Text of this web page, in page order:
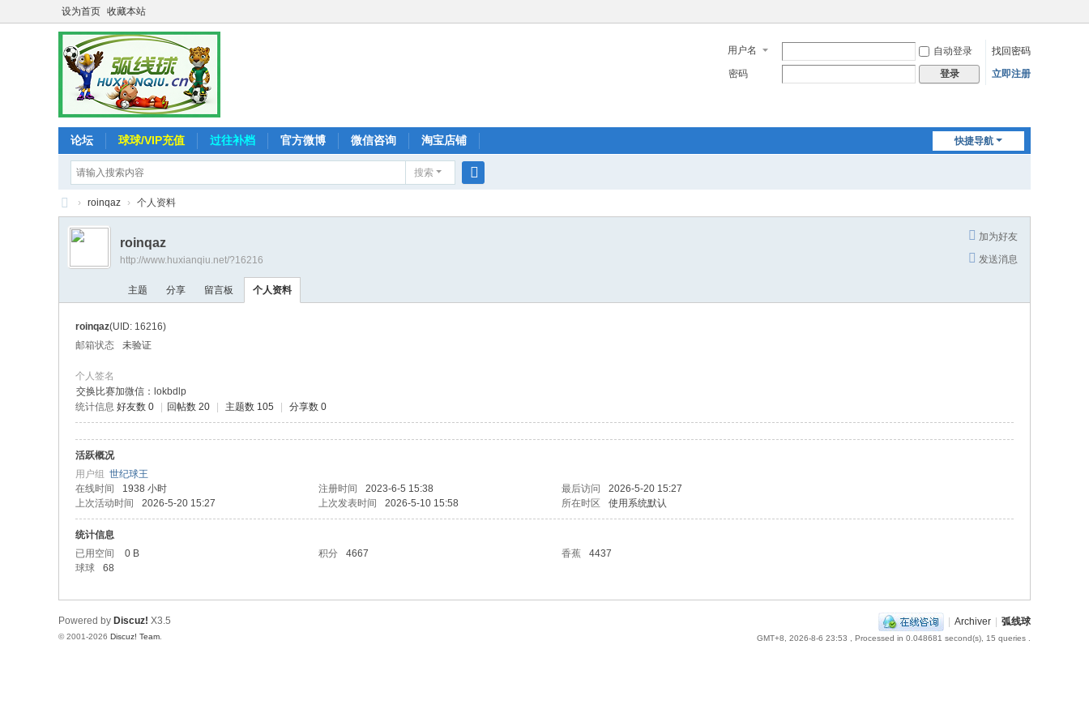
设为首页 收藏本站
用户名 自动登录
找回密码
密码
登录 立即注册
快捷导航
论坛 球球/VIP充值 过往补档 官方微博 微信咨询 淘宝店铺
搜索
索
弧
球
› roinqaz › 个人资料
加为好友
发送消息
roinqaz
http://www.huxianqiu.net/?16216
主题 分享 留言板 个人资料
roinqaz(UID: 16216)
邮箱状态
未验证
个人签名
交换比赛加微信：lokbdlp
统计信息 好友数 0 回帖数 20 主题数 105 分享数 0
活跃概况
用户组 世纪球王
在线时间
1938 小时 注册时间 2023-6-5 15:38 最后访问
2026-5-20 15:27
上次活动时间
2026-5-20 15:27 上次发表时间 2026-5-10 15:58 所在时区 使用系统默认
统计信息
已用空间
0 B 积分 4667 香蕉
4437
球球
68
| Archiver | 弧线球
GMT+8, 2026-8-6 23:53 , Processed in 0.048681 second(s), 15 queries .
Powered by Discuz! X3.5
© 2001-2026 Discuz! Team